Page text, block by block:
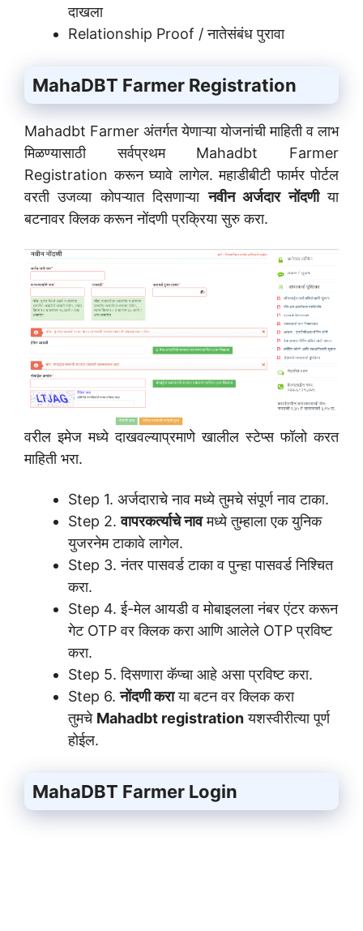
दाखला
Relationship Proof / नातेसंबंध पुरावा
MahaDBT Farmer Registration
Mahadbt Farmer अंतर्गत येणाऱ्या योजनांची माहिती व लाभ
मिळण्यासाठी सर्वप्रथम Mahadbt Farmer
Registration करून घ्यावे लागेल. महाडीबीटी फार्मर पोर्टल
वरती उजव्या कोपऱ्यात दिसणाऱ्यानवीन अर्जदार नोंदणीया
बटनावर क्लिक करून नोंदणी प्रक्रिया सुरु करा.
वरील इमेज मध्ये दाखवल्याप्रमाणे खालील स्टेप्स फॉलो करत
माहिती भरा.
Step 1. अर्जदाराचे नाव मध्ये तुमचे संपूर्ण नाव टाका.
Step 2.वापरकर्त्याचे नावमध्ये तुम्हाला एक युनिक
युजरनेम टाकावे लागेल.
Step 3. नंतर पासवर्ड टाका व पुन्हा पासवर्ड निश्चित
करा.
Step 4. ई-मेल आयडी व मोबाइलला नंबर एंटर करून
गेट OTP वर क्लिक करा आणि आलेले OTP प्रविष्ट
करा.
Step 5. दिसणारा कॅप्चा आहे असा प्रविष्ट करा.
Step 6.नोंदणी कराया बटन वर क्लिक करा
तुमचे Mahadbt registrationयशस्वीरीत्या पूर्ण
होईल.
MahaDBT Farmer Login